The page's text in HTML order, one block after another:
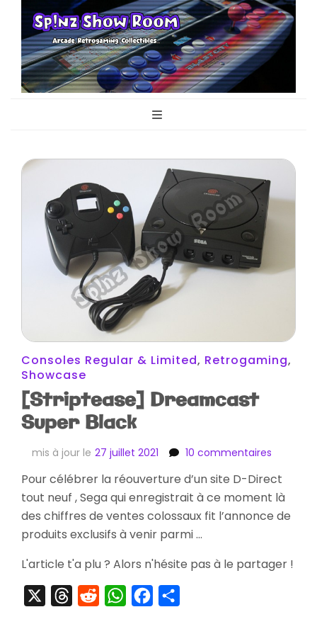
Sp!nz Show
Room
Consoles Regular & Limited, Retrogaming,
Showcase
[Striptease] Dreamcast
Super Black
mis à jour le 27 juillet 2021 10 commentaires
Super
Black
Pour célébrer la réouverture d’un site D-Direct
tout neuf , Sega qui enregistrait à ce moment là
des chiffres de ventes colossaux fit l’annonce de
produits exclusifs à venir parmi …
L'article t'a plu ? Alors n'hésite pas à le partager !
ThreadsRedditWhatsAppFacebook